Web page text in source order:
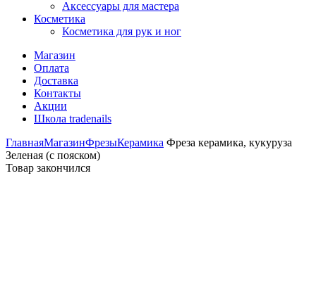
Аксессуары для мастера
Косметика
Косметика для рук и ног
Магазин
Оплата
Доставка
Контакты
Акции
Школа tradenails
ГлавнаяМагазинФрезыКерамика Фреза керамика, кукуруза
Зеленая (с пояском)
Товар закончился